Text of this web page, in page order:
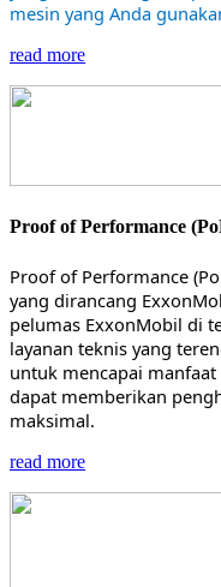
mesin yang Anda
read more
Proof of Performance
Proof of Performance
yang dirancang
pelumas ExxonMobil di
layanan teknis yang
untuk mencapai
dapat memberikan
maksimal.
read more